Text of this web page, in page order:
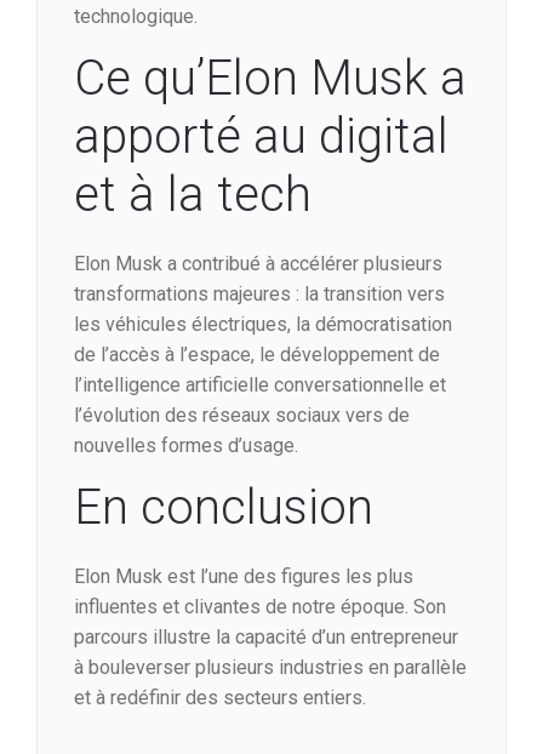
technologique.
Ce qu’Elon Musk a
apporté au digital
et à la tech
Elon Musk a contribué à accélérer plusieurs
transformations majeures : la transition vers
les véhicules électriques, la démocratisation
de l’accès à l’espace, le développement de
l’intelligence artificielle conversationnelle et
l’évolution des réseaux sociaux vers de
nouvelles formes d’usage.
En conclusion
Elon Musk est l’une des figures les plus
influentes et clivantes de notre époque. Son
parcours illustre la capacité d’un entrepreneur
à bouleverser plusieurs industries en parallèle
et à redéfinir des secteurs entiers.